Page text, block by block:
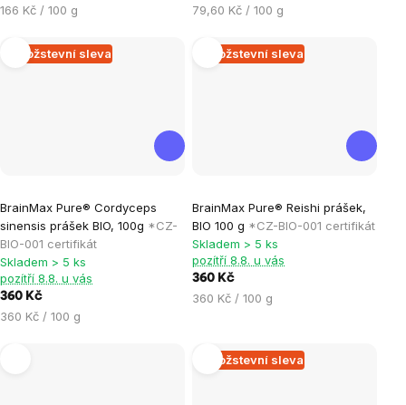
Měrná
166 Kč / 100 g
hvězdiček.
Měrná
79,60 Kč / 100 g
Množstevní sleva
BrainMax Pure® Cordyceps
sinensis prášek BIO, 100g *CZ-
BIO-001 certifikát
hodnocení
produktu
je
5,0
z
5
Skladem > 5 ks
pozítří 8.8. u vás
360 Kč
Měrná
360 Kč / 100 g
Množstevní sleva
BrainMax Pure® Reishi prášek,
BIO 100 g *CZ-BIO-001 certifikát
hodnocení
produktu
je
5,0
z
hvězdiček.
Skladem > 5 ks
pozítří 8.8. u vás
360 Kč
Měrná
360 Kč / 100 g
Množstevní sleva